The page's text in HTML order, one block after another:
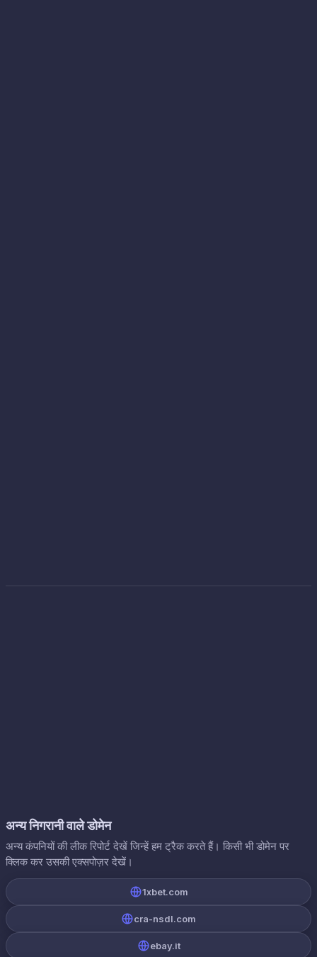
अन्य निगरानी वाले डोमेन
अन्य कंपनियों की लीक रिपोर्ट देखें जिन्हें हम ट्रैक करते हैं। किसी भी डोमेन पर
क्लिक कर उसकी एक्सपोज़र देखें।
1xbet.com
cra-nsdl.com
ebay.it